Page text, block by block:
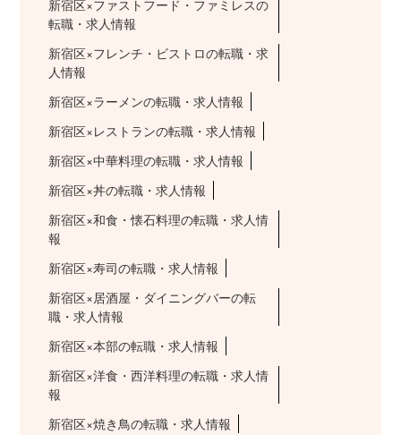
新宿区×ファストフード・ファミレスの
転職・求人情報
新宿区×フレンチ・ビストロの転職・求
人情報
新宿区×ラーメンの転職・求人情報
新宿区×レストランの転職・求人情報
新宿区×中華料理の転職・求人情報
新宿区×丼の転職・求人情報
新宿区×和食・懐石料理の転職・求人情
報
新宿区×寿司の転職・求人情報
新宿区×居酒屋・ダイニングバーの転
職・求人情報
新宿区×本部の転職・求人情報
新宿区×洋食・西洋料理の転職・求人情
報
新宿区×焼き鳥の転職・求人情報